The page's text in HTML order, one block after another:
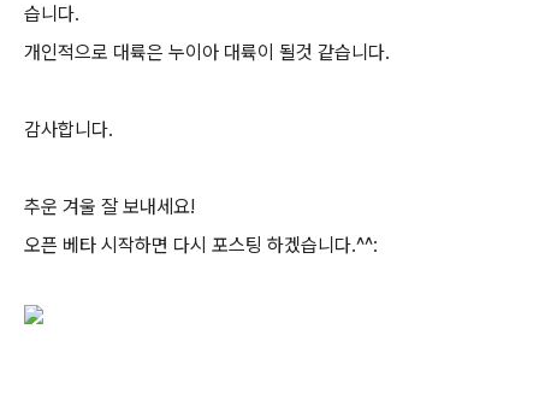
습니다.
개인적으로 대륙은 누이아 대륙이 될것 같습니다.
감사합니다.
추운 겨울 잘 보내세요!
오픈 베타 시작하면 다시 포스팅 하겠습니다.^^: